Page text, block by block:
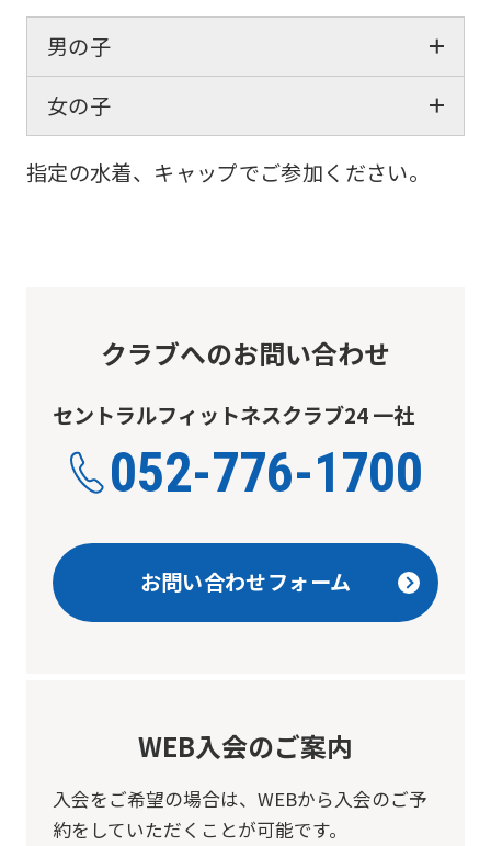
男の子
女の子
指定の水着、キャップでご参加ください。
クラブへのお問い合わせ
セントラルフィットネスクラブ24 一社
052-776-1700
お問い合わせフォーム
WEB入会のご案内
入会をご希望の場合は、 WEBから入会のご予
約をしていただくことが可能です。